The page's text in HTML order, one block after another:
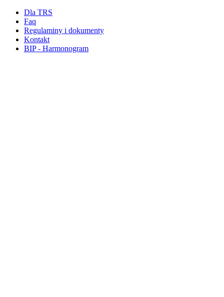
Dla TRS
Faq
Regulaminy i dokumenty
Kontakt
BIP - Harmonogram